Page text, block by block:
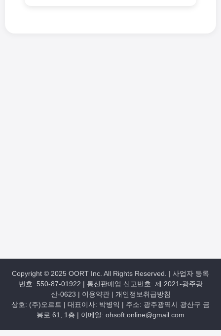
Copyright © 2025 OORT Inc. All Rights Reserved. | 사업자 등록
번호: 550-87-01922 | 통신판매업 신고번호: 제 2021-광주광
산-0623 | 이용약관| 개인정보취급방침
상호: (주)오르트 | 대표이사: 박병익 | 주소: 광주광역시 광산구 금
봉로 61, 1층 | 이메일: ohsoft.online@gmail.com